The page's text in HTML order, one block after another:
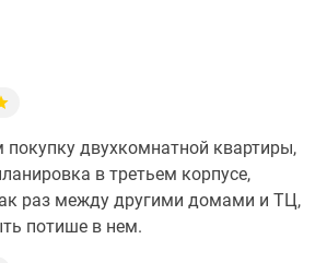
покупку двухкомнатной квартиры,
в третьем корпусе,
раз между другими домами и ТЦ,
потише в нем.